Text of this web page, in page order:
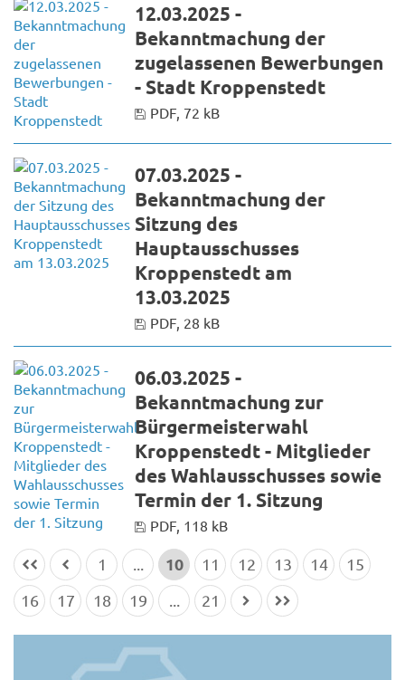
12.03.2025 -
Bekanntmachung der
zugelassenen Bewerbungen
- Stadt Kroppenstedt
PDF, 72 kB
07.03.2025 -
Bekanntmachung der
Sitzung des
Hauptausschusses
Kroppenstedt am
13.03.2025
PDF, 28 kB
06.03.2025 -
Bekanntmachung zur
Bürgermeisterwahl
Kroppenstedt - Mitglieder
des Wahlausschusses sowie
Termin der 1. Sitzung
PDF, 118 kB
1 10 11 12 13 14
15
16
17 18 19 21